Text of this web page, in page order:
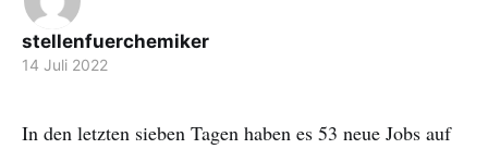
stellenfuerchemiker
14 Juli 2022
In den letzten sieben Tagen haben es 53 neue Jobs auf